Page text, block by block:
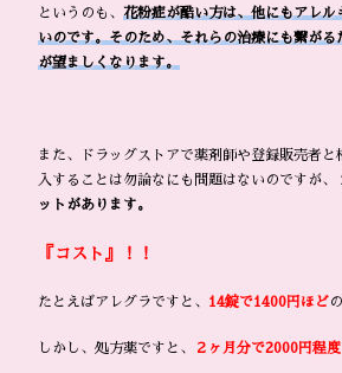
というのも、 花粉症が酷い方は、他にもアレル
いのです。そのため、それらの治療にも繋がる
が望ましくなります。
また、ドラッグストアで薬剤師や登録販売者
入することは勿論なにも問題はないのですが、
ットがあります。
『コスト』！！
たとえばアレグラですと、 14錠で1400円ほど
しかし、処方薬ですと、 ２ヶ月分で2000円程度